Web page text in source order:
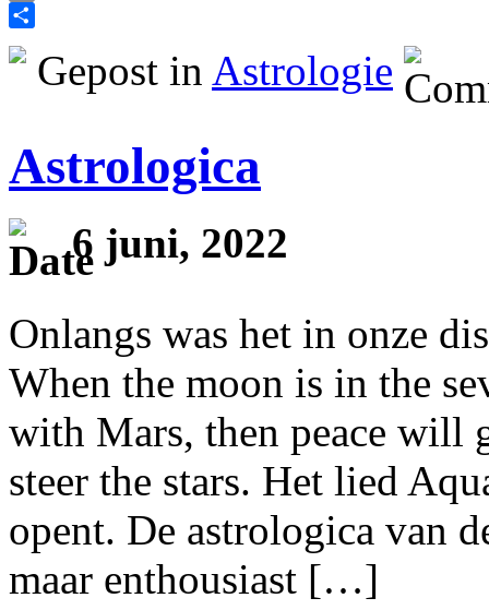
Print
Delen
Gepost in Astrologie
Astrologica
6 juni, 2022
Onlangs was het in onze
When the moon is in the
with Mars, then peace will
steer the stars. Het lied
opent. De astrologica van
maar enthousiast […]